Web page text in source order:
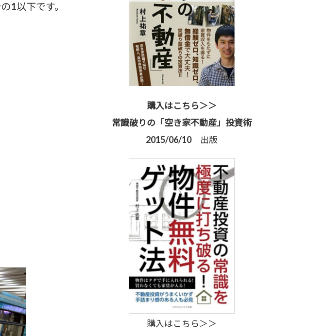
1以下です。
購入はこちら＞＞
常識破りの「空き家不動産」投資術
2015/06/10 出版
購入はこちら＞＞